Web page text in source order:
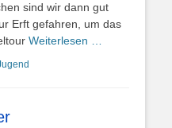
sind wir dann gut
Erft gefahren, um das
Weiterlesen …